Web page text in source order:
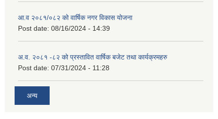
आ.व २०८१/०८२ को वार्षिक नगर विकास योजना
Post date: 08/16/2024 - 14:39
अ.व. २०८१ -८२ को प्रस्तावित वार्षिक बजेट तथा कार्यक्रमहरु
Post date: 07/31/2024 - 11:28
अन्य